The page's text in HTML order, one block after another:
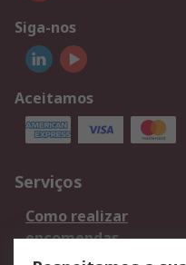
Siga-nos
Aceitamos
Serviços
Como realizar
encomendas